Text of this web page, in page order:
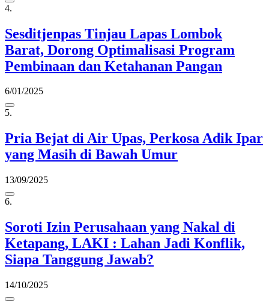
4.
Sesditjenpas Tinjau Lapas Lombok
Barat, Dorong Optimalisasi Program
Pembinaan dan Ketahanan Pangan
6/01/2025
5.
Pria Bejat di Air Upas, Perkosa Adik Ipar
yang Masih di Bawah Umur
13/09/2025
6.
Soroti Izin Perusahaan yang Nakal di
Ketapang, LAKI : Lahan Jadi Konflik,
Siapa Tanggung Jawab?
14/10/2025